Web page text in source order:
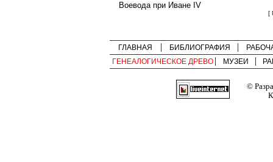
Воевода при Иване IV
[
ГЛАВНАЯ БИБЛИОГРАФИЯ
ГЕНЕАЛОГИЧЕСКОЕ ДРЕВО
МУЗЕИ
©